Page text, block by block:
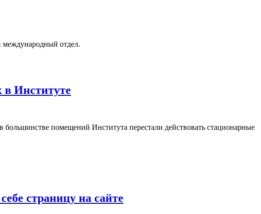
международный отдел.
в Институте
большинстве помещений Института перестали действовать стационарные
страницу на сайте